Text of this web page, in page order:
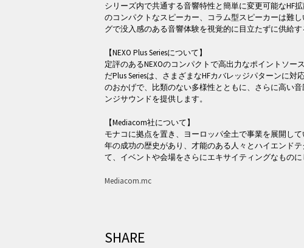
シリーズ内で共通する音響特性と簡単に変更可能なHF拡
のコンパクトなスピーカー、コラム型スピーカーは難
グで没入感のある音響体験を視覚的に目立たずに供給す
【NEXO Plus Seriesについて】
定評のあるNEXOのコンパクトで高出力なポイントソー
だPlus Seriesは、さまざまなHFカバレッジパターンに対
のおかげで、比類のない多様性とともに、さらに高い
ンジサウンドを提供します。
【Mediacom社について】
モナコに拠点を置き、ヨーロッパ全土で事業を展開し
年の成功の歴史があり、才能のある人々とハイエンド
て、イベントや会場をさらにエキサイティングなものに
Mediacom.mc
SHARE